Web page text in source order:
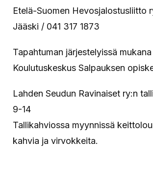
Etelä-Suomen Hevosjalostusliitto
Jääski / 041 317 1873
Tapahtuman järjestelyissä mukana
Koulutuskeskus Salpauksen
Lahden Seudun Ravinaiset ry:n
9-14
Tallikahviossa myynnissä
kahvia ja virvokkeita.